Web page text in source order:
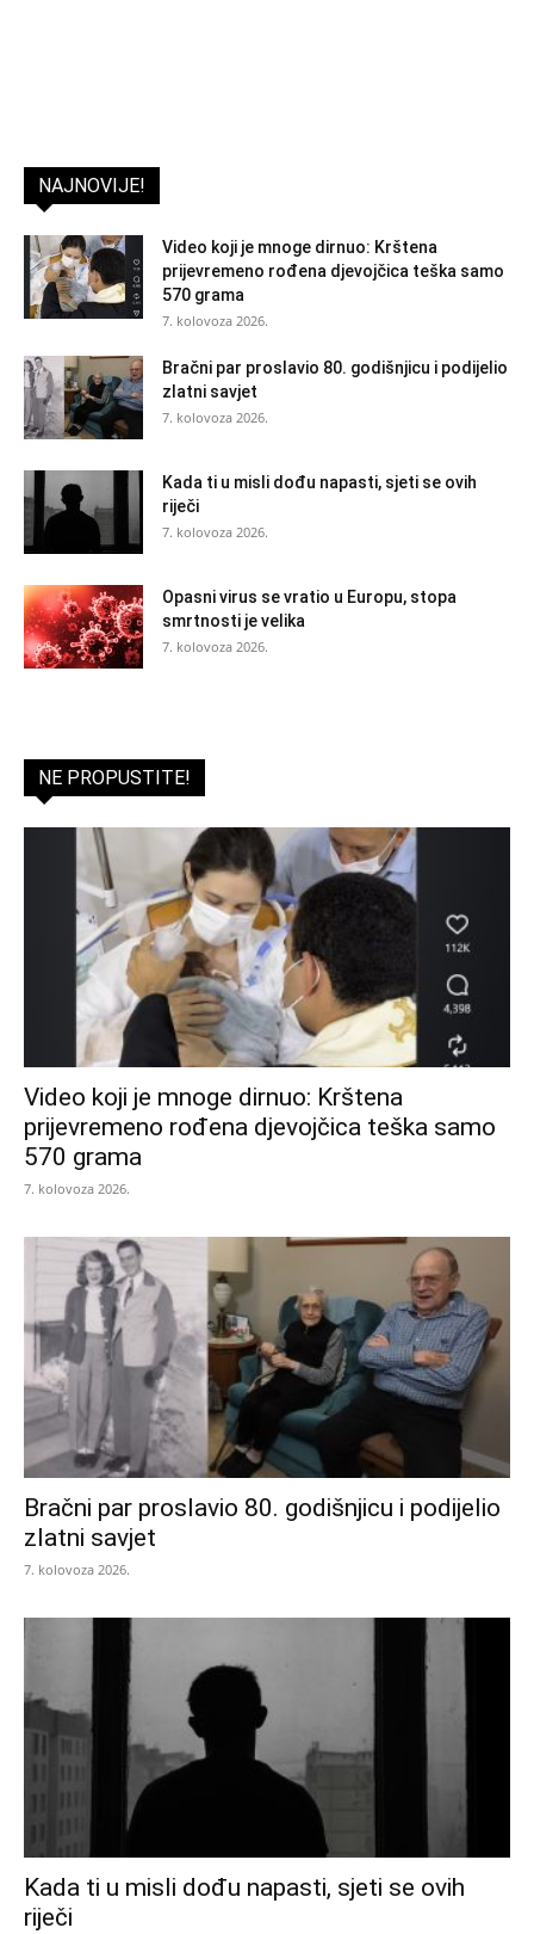
NAJNOVIJE!
Video koji je mnoge dirnuo: Krštena
prijevremeno rođena djevojčica teška samo
570 grama
7. kolovoza 2026.
Bračni par proslavio 80. godišnjicu i podijelio
zlatni savjet
7. kolovoza 2026.
Kada ti u misli dođu napasti, sjeti se ovih
riječi
7. kolovoza 2026.
Opasni virus se vratio u Europu, stopa
smrtnosti je velika
7. kolovoza 2026.
NE PROPUSTITE!
Video koji je mnoge dirnuo: Krštena
prijevremeno rođena djevojčica teška samo
570 grama
7. kolovoza 2026.
Bračni par proslavio 80. godišnjicu i podijelio
zlatni savjet
7. kolovoza 2026.
Kada ti u misli dođu napasti, sjeti se ovih
riječi